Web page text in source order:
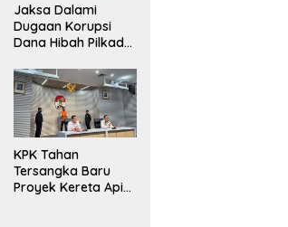
Jaksa Dalami
Dugaan Korupsi
Dana Hibah Pilkada
Kaur
KPK Tahan
Tersangka Baru
Proyek Kereta Api